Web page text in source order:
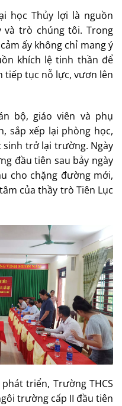
học Thủy lợi là nguồn
trò chúng tôi. Trong
ấy không chỉ mang ý
khích lệ tinh thần để
tiếp tục nỗ lực, vươn lên
bộ, giáo viên và phụ
sắp xếp lại phòng học,
sinh trở lại trường. Ngày
đầu tiên sau bảy ngày
cho chặng đường mới,
của thầy trò Tiên Lục
triển, Trường THCS
trường cấp II đầu tiên